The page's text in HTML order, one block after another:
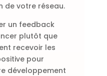
de votre réseau.
un feedback
plutôt que
recevoir les
pour
développement